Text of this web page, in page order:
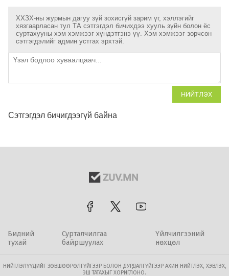
ХХЗХ-ны журмын дагуу зүй зохисгүй зарим үг, хэллэгийг
хязгаарласан тул ТА сэтгэгдэл бичихдээ хууль зүйн болон ёс
суртахууны хэм хэмжээг хүндэтгэнэ үү. Хэм хэмжээг зөрчсөн
сэтгэгдэлийг админ устгах эрхтэй.
НИЙТЛЭХ
Сэтгэгдэл бичигдээгүй байна
Бидний
тухай
Сурталчилгаа
байршуулах
Үйлчилгээний
нөхцөл
НИЙТЛЭЛҮҮДИЙГ ЗӨВШӨӨРӨЛГҮЙГЭЭР БОЛОН ДУРДАЛГҮЙГЭЭР АХИН НИЙТЛЭХ, ХЭВЛЭХ,
ЭШ ТАТАХЫГ ХОРИГЛОНО.